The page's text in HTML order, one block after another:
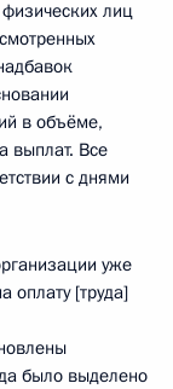
лиц
в объёме,
выплат. Все
с днями
уже
оплату [труда]
было выделено